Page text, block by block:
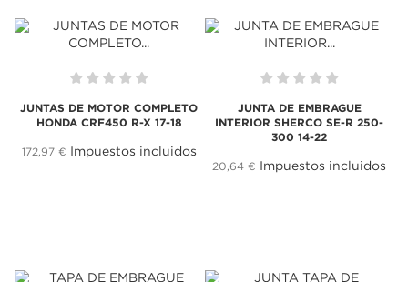
JUNTAS DE MOTOR COMPLETO
HONDA CRF450 R-X 17-18
172,97 € Impuestos incluidos
JUNTA DE EMBRAGUE
INTERIOR SHERCO SE-R 250-
300 14-22
20,64 € Impuestos incluidos